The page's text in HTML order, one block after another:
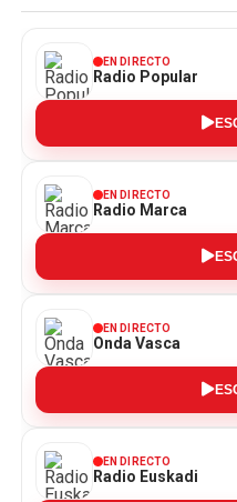
EN DIRECTO
Radio Popular
EN DIRECTO
Radio Marca
EN DIRECTO
Onda Vasca
EN DIRECTO
Radio Euskadi